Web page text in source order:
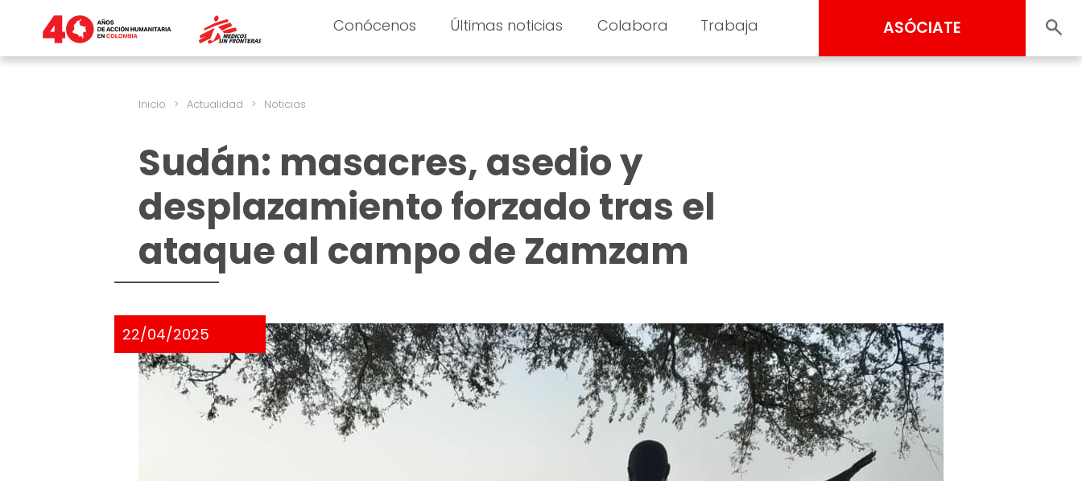
Conócenos Últimas noticias Colabora Trabaja ASÓCIATE
Inicio > Actualidad > Noticias
Sudán: masacres, asedio y
desplazamiento forzado tras el
ataque al campo de Zamzam
22/04/2025